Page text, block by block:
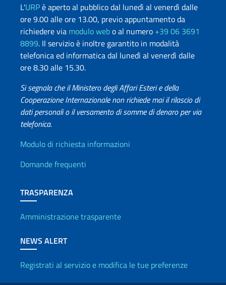
L'URPè aperto al pubblico dal lunedì al venerdì dalle
ore 9.00 alle ore 13.00, previo appuntamento da
richiedere via modulo webo al numero +39 06 3691
8899. Il servizio è inoltre garantito in modalità
telefonica ed informatica dal lunedì al venerdì dalle
ore 8.30 alle 15.30.
Si segnala che il Ministero degli Affari Esteri e della
Cooperazione Internazionale non richiede mai il rilascio di
dati personali o il versamento di somme di denaro per via
telefonica.
Info utili
Modulo di richiesta informazioni
Domande frequenti
TRASPARENZA
Amministrazione trasparente
NEWS ALERT
Registrati al servizio e modifica le tue preferenze